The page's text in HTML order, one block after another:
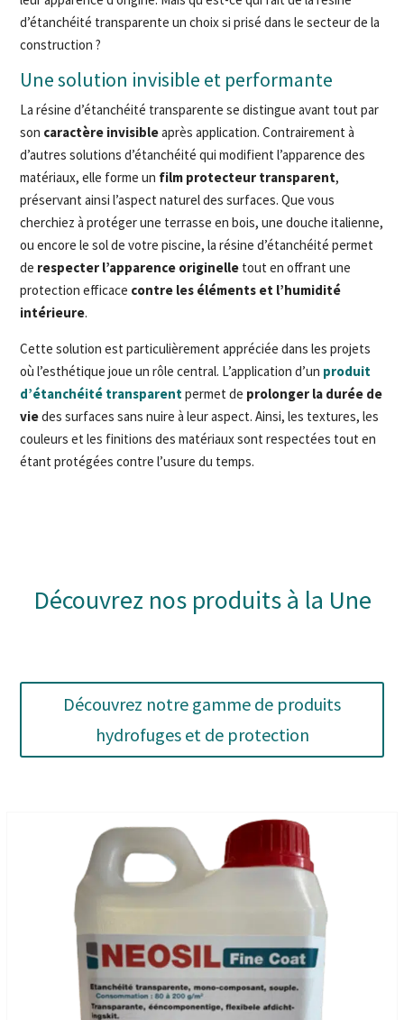
d’étanchéité transparente un choix si prisé dans le secteur de la
construction ?
Une solution invisible et performante
La résine d’étanchéité transparente se distingue avant tout par
son caractère invisibleaprès application. Contrairement à
d’autres solutions d’étanchéité qui modifient l’apparence des
matériaux, elle forme un film protecteur transparent,
préservant ainsi l’aspect naturel des surfaces. Que vous
cherchiez à protéger une terrasse en bois, une douche italienne,
ou encore le sol de votre piscine, la résine d’étanchéité permet
de respecter l’apparence originelle tout en offrant une
protection efficace contre les éléments et l’humidité
intérieure.
Cette solution est particulièrement appréciée dans les projets
où l’esthétique joue un rôle central. L’application d’un produit
d’étanchéité transparentpermet de prolonger la durée de
viedes surfaces sans nuire à leur aspect. Ainsi, les textures, les
couleurs et les finitions des matériaux sont respectées tout en
étant protégées contre l’usure du temps.
Découvrez nos produits à la Une
Découvrez notre gamme de produits
hydrofuges et de protection